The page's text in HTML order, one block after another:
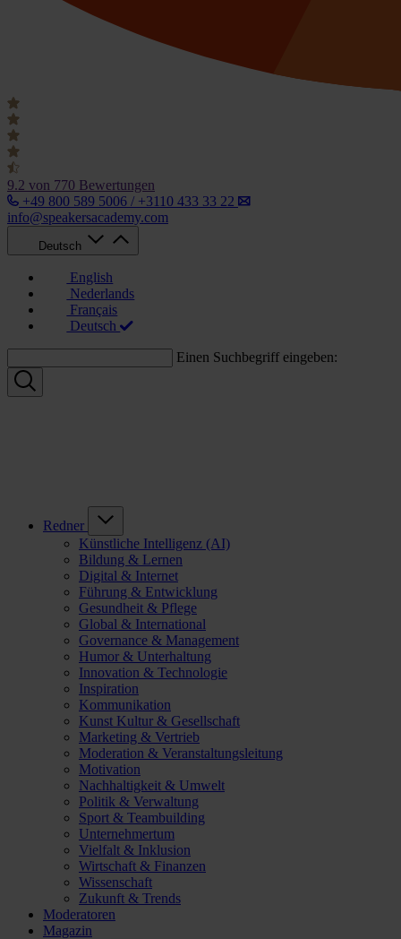
9.2 von 770 Bewertungen
+49 800 589 5006 / +3110 433 33 22
info@speakersacademy.com
Deutsch
English
Nederlands
Français
Deutsch
Einen Suchbegriff eingeben:
Redner
Künstliche Intelligenz (AI)
Bildung & Lernen
Digital & Internet
Führung & Entwicklung
Gesundheit & Pflege
Global & International
Governance & Management
Humor & Unterhaltung
Innovation & Technologie
Inspiration
Kommunikation
Kunst Kultur & Gesellschaft
Marketing & Vertrieb
Moderation & Veranstaltungsleitung
Motivation
Nachhaltigkeit & Umwelt
Politik & Verwaltung
Sport & Teambuilding
Unternehmertum
Vielfalt & Inklusion
Wirtschaft & Finanzen
Wissenschaft
Zukunft & Trends
Moderatoren
Magazin